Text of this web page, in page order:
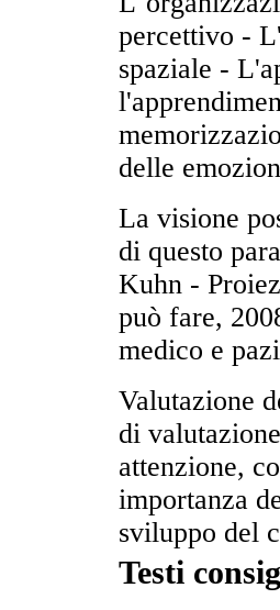
percettivo -
spaziale -
delle
La visione
di questo
Kuhn -
può fare,
medico e
Valutazione
di
attenzione,
importanza
sviluppo del
Testi